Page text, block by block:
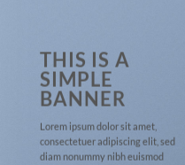
THIS IS A
SIMPLE
BANNER
Lorem ipsum dolor sit amet,
consectetuer adipiscing elit, sed
diam nonummy nibh euismod